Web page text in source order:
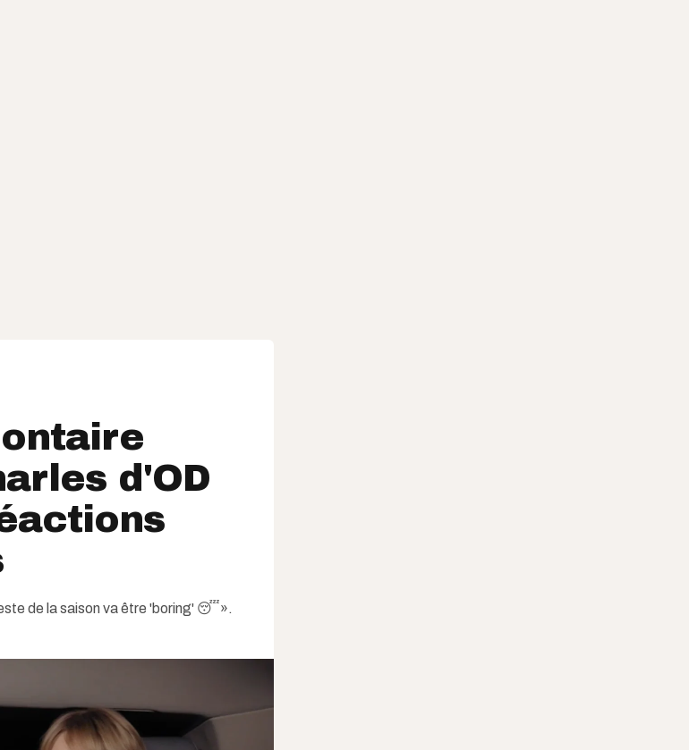
d'OD
de la saison va être 'boring' 😴».